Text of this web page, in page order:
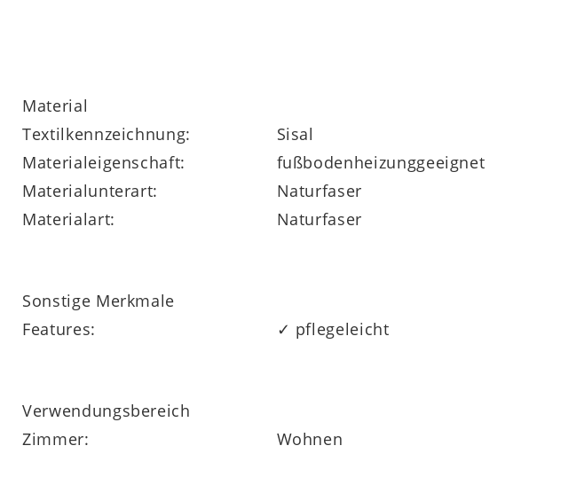
Material
Textilkennzeichnung:
Sisal
Materialeigenschaft:
fußbodenheizunggeeignet
Materialunterart:
Naturfaser
Materialart:
Naturfaser
Sonstige Merkmale
Features:
✓ pflegeleicht
Verwendungsbereich
Zimmer:
Wohnen